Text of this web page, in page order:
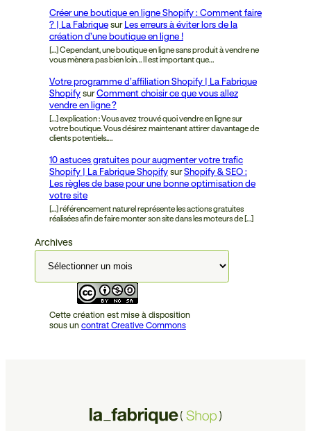
Créer une boutique en ligne Shopify : Comment faire
? | La Fabrique sur Les erreurs à éviter lors de la
création d’une boutique en ligne !
[…] Cependant, une boutique en ligne sans produit à vendre ne
vous mènera pas bien loin… Il est important que…
Votre programme d’affiliation Shopify | La Fabrique
Shopify surComment choisir ce que vous allez
vendre en ligne ?
[…] explication : Vous avez trouvé quoi vendre en ligne sur
votre boutique. Vous désirez maintenant attirer davantage de
clients potentiels.…
10 astuces gratuites pour augmenter votre trafic
Shopify | La Fabrique Shopify surShopify & SEO :
Les règles de base pour une bonne optimisation de
votre site
[…] référencement naturel représente les actions gratuites
réalisées afin de faire monter son site dans les moteurs de […]
Archives
Cette création est mise à disposition
sous un contrat Creative Commons